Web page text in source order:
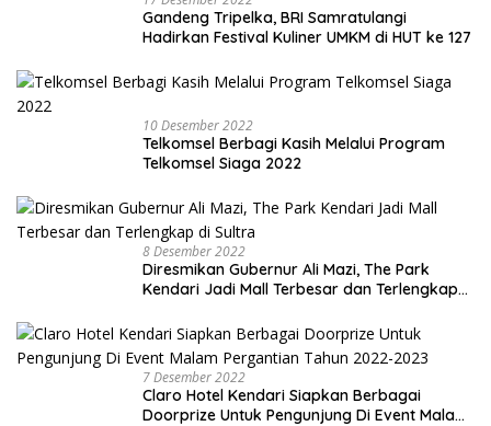
Gandeng Tripelka, BRI Samratulangi
Hadirkan Festival Kuliner UMKM di HUT ke 127
10 Desember 2022
Telkomsel Berbagi Kasih Melalui Program
Telkomsel Siaga 2022
8 Desember 2022
Diresmikan Gubernur Ali Mazi, The Park
Kendari Jadi Mall Terbesar dan Terlengkap
7 Desember 2022
Claro Hotel Kendari Siapkan Berbagai
Doorprize Untuk Pengunjung Di Event Malam